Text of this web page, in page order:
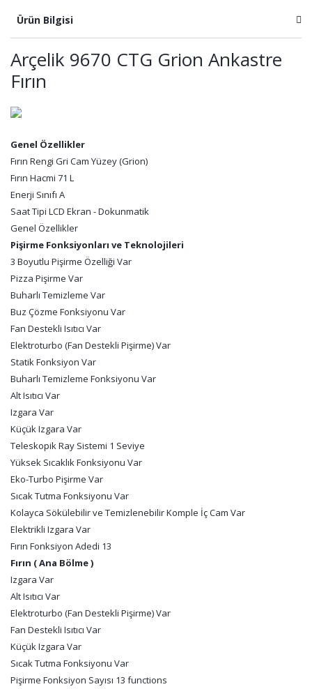
Ürün Bilgisi
Arçelik 9670 CTG Grion Ankastre
Fırın
Genel Özellikler
Fırın Rengi Gri Cam Yüzey (Grion)
Fırın Hacmi 71 L
Enerji Sınıfı A
Saat Tipi LCD Ekran - Dokunmatik
Genel Özellikler
Pişirme Fonksiyonları ve Teknolojileri
3 Boyutlu Pişirme Özelliği Var
Pizza Pişirme Var
Buharlı Temizleme Var
Buz Çözme Fonksiyonu Var
Fan Destekli Isıtıcı Var
Elektroturbo (Fan Destekli Pişirme) Var
Statik Fonksiyon Var
Buharlı Temizleme Fonksiyonu Var
Alt Isıtıcı Var
Izgara Var
Küçük Izgara Var
Teleskopik Ray Sistemi 1 Seviye
Yüksek Sıcaklık Fonksiyonu Var
Eko-Turbo Pişirme Var
Sıcak Tutma Fonksiyonu Var
Kolayca Sökülebilir ve Temizlenebilir Komple İç Cam Var
Elektrikli Izgara Var
Fırın Fonksiyon Adedi 13
Fırın ( Ana Bölme )
Izgara Var
Alt Isıtıcı Var
Elektroturbo (Fan Destekli Pişirme) Var
Fan Destekli Isıtıcı Var
Küçük Izgara Var
Sıcak Tutma Fonksiyonu Var
Pişirme Fonksiyon Sayısı 13 functions